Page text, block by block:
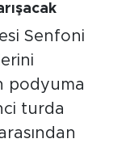
Senfoni
podyuma
turda